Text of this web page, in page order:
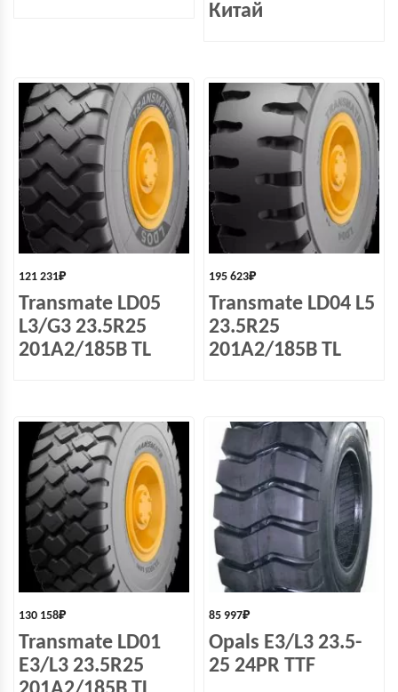
Китай
121 231₽
Transmate LD05
L3/G3 23.5R25
201A2/185B TL
195 623₽
Transmate LD04 L5
23.5R25
201A2/185B TL
130 158₽
Transmate LD01
E3/L3 23.5R25
85 997₽
Opals Е3/L3 23.5-
25 24PR TTF